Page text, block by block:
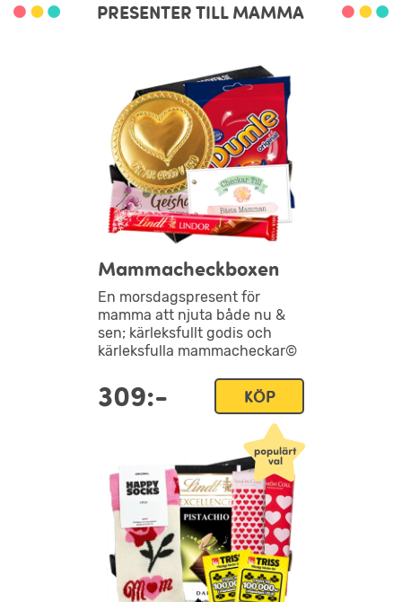
PRESENTER TILL MAMMA
Mammacheckboxen
En morsdagspresent för
mamma att njuta både nu &
sen; kärleksfullt godis och
kärleksfulla mammacheckar©
309:- KÖP